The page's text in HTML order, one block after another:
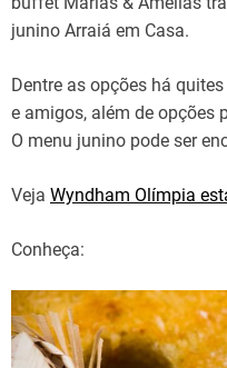
junino Arraiá em Casa.
Dentre as opções há
e amigos, além de opções
O menu junino pode ser
Veja Wyndham Olímpia
Conheça: